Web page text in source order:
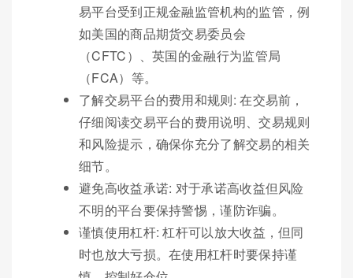
易平台受到正规金融监管机构的监管，例
如美国的商品期货交易委员会
（CFTC）、英国的金融行为监管局
（FCA）等。
了解交易平台的费用和规则: 在交易前，
仔细阅读交易平台的费用说明、交易规则
和风险提示，确保你充分了解交易的相关
细节。
避免高收益承诺: 对于承诺高收益但风险
不明的平台要保持警惕，谨防诈骗。
谨慎使用杠杆: 杠杆可以放大收益，但同
时也放大亏损。在使用杠杆时要保持谨